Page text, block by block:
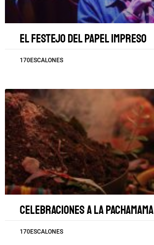
El festejo del papel impreso
170ESCALONES
Celebraciones a la Pachamama
170ESCALONES